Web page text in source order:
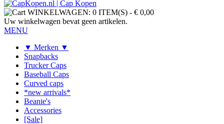
WINKELWAGEN: 0 ITEM(S) - € 0,00
Uw winkelwagen bevat geen artikelen.
MENU
▼ Merken ▼
Snapbacks
Trucker Caps
Baseball Caps
Curved caps
*new arrivals*
Beanie's
Accessories
[Sale]